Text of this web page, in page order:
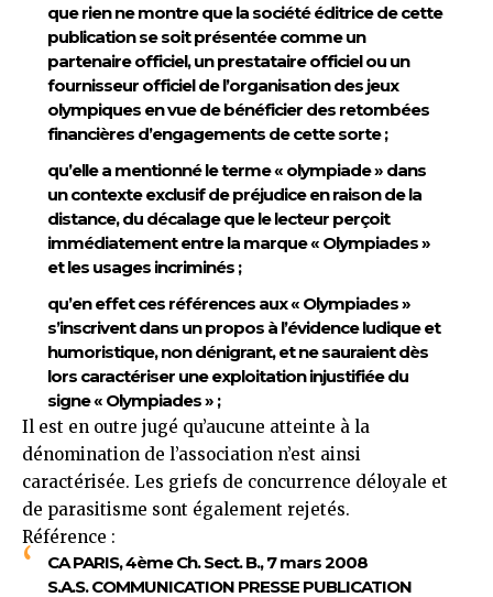
que rien ne montre que la société éditrice de cette
publication se soit présentée comme un
partenaire officiel, un prestataire officiel ou un
fournisseur officiel de l’organisation des jeux
olympiques en vue de bénéficier des retombées
financières d’engagements de cette sorte ;
qu’elle a mentionné le terme « olympiade » dans
un contexte exclusif de préjudice en raison de la
distance, du décalage que le lecteur perçoit
immédiatement entre la marque « Olympiades »
et les usages incriminés ;
qu’en effet ces références aux « Olympiades »
s’inscrivent dans un propos à l’évidence ludique et
humoristique, non dénigrant, et ne sauraient dès
lors caractériser une exploitation injustifiée du
signe « Olympiades » ;
Il est en outre jugé qu’aucune atteinte à la
dénomination de l’association n’est ainsi
caractérisée. Les griefs de concurrence déloyale et
de parasitisme sont également rejetés.
Référence :
CA PARIS, 4ème Ch. Sect. B., 7 mars 2008
S.A.S. COMMUNICATION PRESSE PUBLICATION